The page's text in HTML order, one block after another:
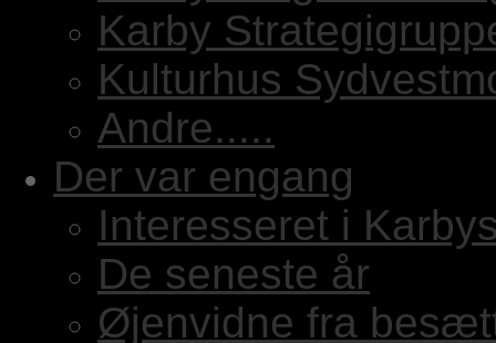
Karby
Kulturhus
Andre.....
Der var engang
Interesseret i
De seneste år
Øjenvidne fra